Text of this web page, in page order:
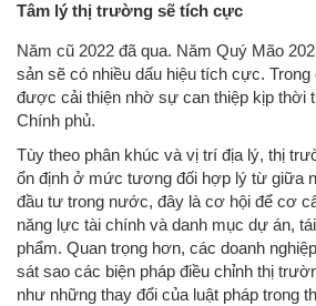
Tâm lý thị trường sẽ tích cực
Năm cũ 2022 đã qua. Năm Quý Mão
sản sẽ có nhiều dấu hiệu tích cực.
được cải thiện nhờ sự can thiệp kịp thời
Chính phủ.
Tùy theo phân khúc và vị trí địa lý, thị
ổn định ở mức tương đối hợp lý từ giữa
đầu tư trong nước, đây là cơ hội để cơ
năng lực tài chính và danh mục dự án,
phẩm. Quan trọng hơn, các doanh
sát sao các biện pháp điều chỉnh thị
như những thay đổi của luật pháp trong